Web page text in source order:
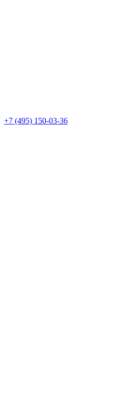
+7 (495) 150-03-36